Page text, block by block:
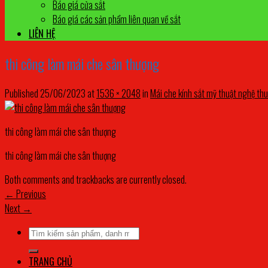
Báo giá cửa sắt
Báo giá các sản phẩm liên quan về sắt
LIÊN HỆ
thi công làm mái che sân thượng
Published25/06/2023at1536 × 2048inMái che kính sắt mỹ thuật nghệ
thi công làm mái che sân thượng
thi công làm mái che sân thượng
Both comments and trackbacks are currently closed.
← Previous
Next →
Tìm
kiếm:
TRANG CHỦ